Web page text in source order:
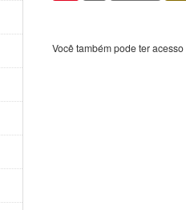
Você também pode ter